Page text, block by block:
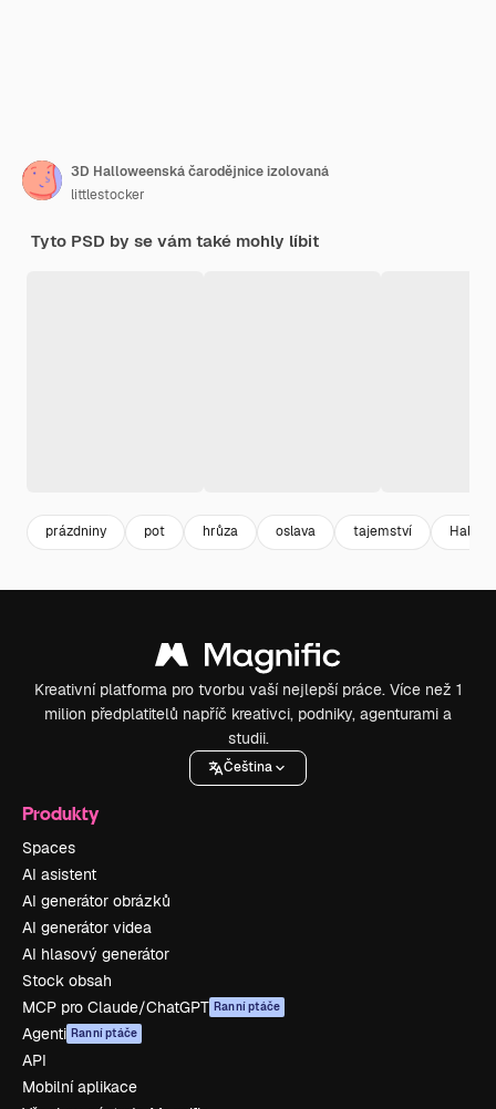
3D Halloweenská čarodějnice izolovaná
littlestocker
Tyto PSD by se vám také mohly líbit
prázdniny pot hrůza oslava tajemství
Kreativní platforma pro tvorbu vaší nejlepší práce. Více než 1
milion předplatitelů napříč kreativci, podniky, agenturami a
studii.
Čeština
Produkty
Spaces
AI asistent
AI generátor obrázků
AI generátor videa
AI hlasový generátor
Stock obsah
MCP pro Claude/ChatGPT Ranní ptáče
Agenti Ranní ptáče
API
Mobilní aplikace